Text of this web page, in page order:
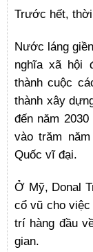
Trước hết,
Nước láng
nghĩa xã hội
thành cuộc
thành xây
đến năm
vào trăm
Quốc vĩ đại.
Ở Mỹ, Donal
cổ vũ cho
trí hàng đầu
gian.